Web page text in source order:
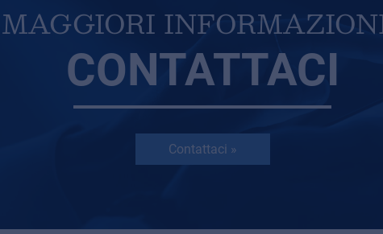
MAGGIORI
CONTATTACI
Contattaci »